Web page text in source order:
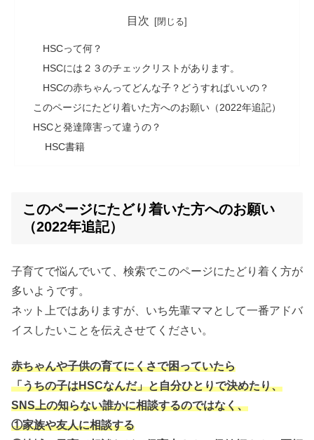
目次
HSCって何？
HSCには２３のチェックリストがあります。
HSCの赤ちゃんってどんな子？どうすればいいの？
このページにたどり着いた方へのお願い（2022年追記）
HSCと発達障害って違うの？
HSC書籍
このページにたどり着いた方へのお願い
（2022年追記）
子育てで悩んでいて、検索でこのページにたどり着く方が
多いようです。
ネット上ではありますが、いち先輩ママとして一番アドバ
イスしたいことを伝えさせてください。
赤ちゃんや子供の育てにくさで困っていたら
「うちの子はHSCなんだ」と自分ひとりで決めたり、
SNS上の知らない誰かに相談するのではなく、
①家族や友人に相談する